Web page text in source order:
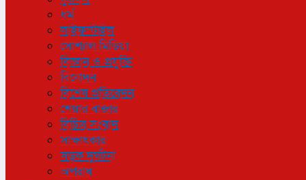
ধর্ম
লাইফস্টাইল
সোশ্যাল মিডিয়া
বিজ্ঞান ও প্রযুক্তি
বিনোদন
বিশেষ প্রতিবেদন
শেয়ার বাজার
বিচিত্র সংবাদ
সাক্ষাৎকার
সড়ক দুর্ঘটনা
অপরাধ